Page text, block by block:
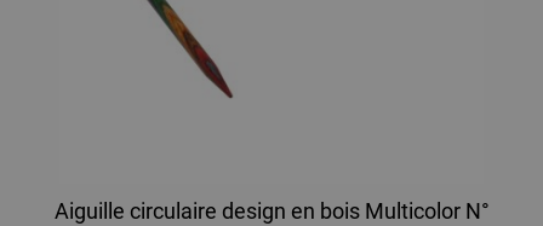
Aiguille circulaire design en bois Multicolor N°